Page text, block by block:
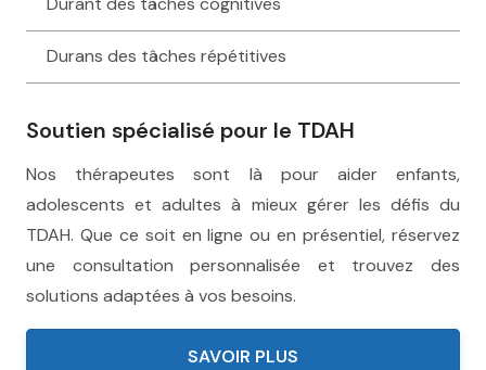
Durans des tâches répétitives
Soutien spécialisé pour le TDAH
Nos thérapeutes sont là pour aider enfants,
adolescents et adultes à mieux gérer les défis du
TDAH. Que ce soit en ligne ou en présentiel, réservez
une consultation personnalisée et trouvez des
solutions adaptées à vos besoins.
SAVOIR PLUS